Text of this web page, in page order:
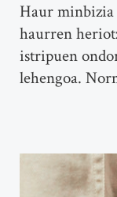
Haur minbizia
haurren
istripuen
lehengoa.